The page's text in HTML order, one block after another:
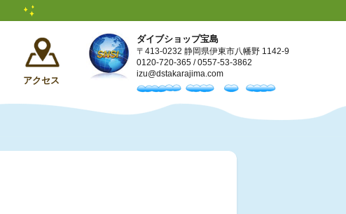
アクセス
ダイブショップ宝島
〒413-0232 静岡県伊東市八幡野 1142-9
0120-720-365 /0557-53-3862
izu@dstakarajima.com